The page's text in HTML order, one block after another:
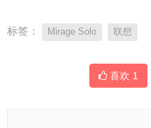
标签： Mirage Solo 联想
喜欢 1